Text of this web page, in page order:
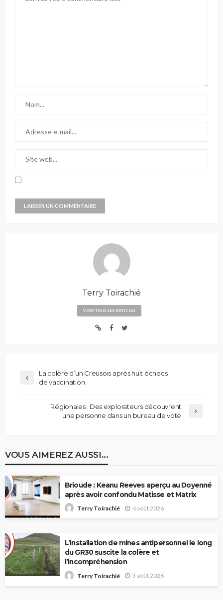
Terry Toirachié
VOIR TOUS LES ARTICLES
La colère d’un Creusois après huit échecs
de vaccination
Régionales : Des explorateurs découvrent
une personne dans un bureau de vote
VOUS AIMEREZ AUSSI...
Brioude : Keanu Reeves aperçu au Doyenné
après avoir confondu Matisse et Matrix
Terry Toirachié 4 août 2026
L’installation de mines antipersonnel le long
du GR30 suscite la colère et
l’incompréhension
Terry Toirachié 3 août 2026